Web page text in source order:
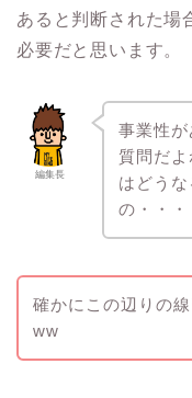
あると判断された場
必要だと思います。
編集長
事業性
質問だ
はどう
の・・・
確かにこの辺りの
ww